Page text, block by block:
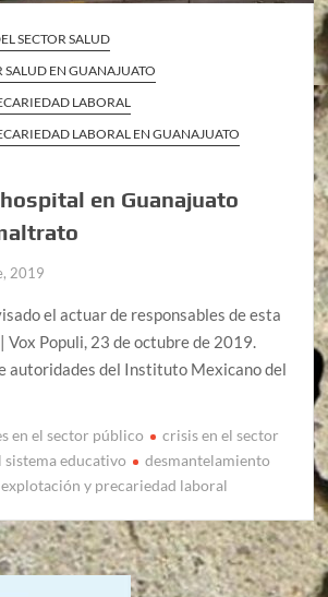
SECTOR SALUD
SALUD EN GUANAJUATO
LABORAL
LABORAL EN GUANAJUATO
en Guanajuato
2019
el actuar de responsables de esta
Vox Populi, 23 de octubre de 2019.
autoridades del Instituto Mexicano del
en el sector público
crisis en el sector
sistema educativo
desmantelamiento
explotación y precariedad laboral